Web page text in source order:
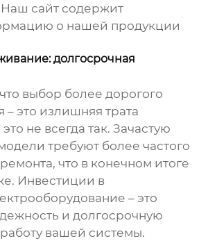
Наш сайт содержит
о нашей продукции
долгосрочная
выбор более дорогого
– это излишняя трата
не всегда так. Зачастую
требуют более частого
что в конечном итоге
Инвестиции в
– это
и долгосрочную
вашей системы.